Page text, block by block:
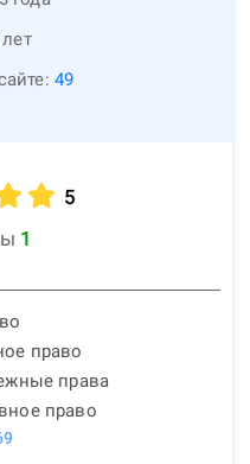
лет
49
5
1
право
права
право